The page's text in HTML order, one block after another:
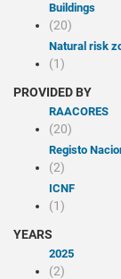
Buildings
(20)
Natural risk
(1)
PROVIDED BY
RAACORES
(20)
Registo
(2)
ICNF
(1)
YEARS
2025
(2)